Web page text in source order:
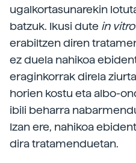
ugalkortasunarekin
batzuk. Ikusi dute in vitro
erabiltzen diren
ez duela nahikoa
eraginkorrak direla
horien kostu eta albo-
ibili beharra
Izan ere, nahikoa
dira tratamenduetan.